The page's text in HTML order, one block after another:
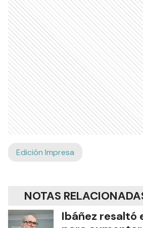
Edición Impresa
NOTAS
Ibáñez resaltó